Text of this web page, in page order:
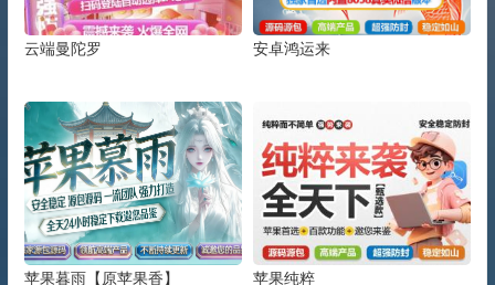
云端曼陀罗 安卓鸿运来
苹果暮雨【原苹果香】 苹果纯粹